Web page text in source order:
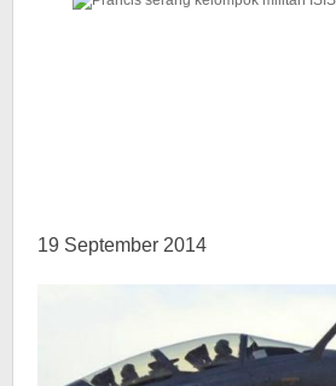
19 September 2014